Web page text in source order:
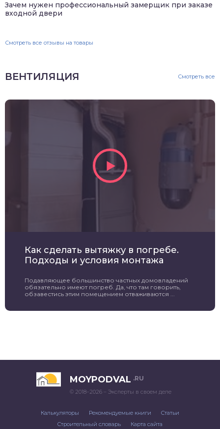
Зачем нужен профессиональный замерщик при заказе
входной двери
Смотреть все отзывы на товары
ВЕНТИЛЯЦИЯ Смотреть все
Как сделать вытяжку в погребе.
Подходы и условия монтажа
Подавляющее большинство частных домовладений
обязательно имеют погреб. Да, что там говорить,
обзавестись этим помещением отваживаются ...
MOYPODVAL .RU
© 2018–2026 – Эксперты в своем деле
Калькуляторы Рекомендуемые книги
Статьи
Строительный словарь
Карта сайта